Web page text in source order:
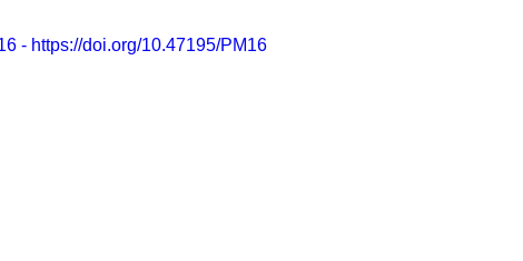
- https://doi.org/10.47195/PM16